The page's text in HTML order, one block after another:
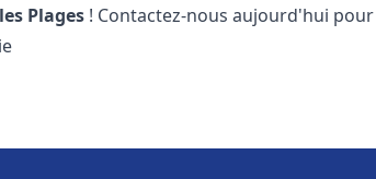
Plages ! Contactez-nous aujourd'hui pour